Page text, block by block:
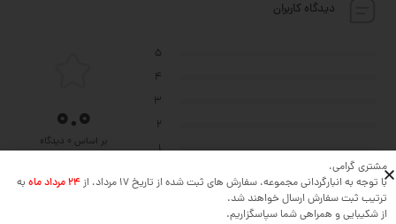
دیدگاه کاربران
5
4
3
2
1
0.0
بر اساس 0 دیدگاه
نظر خود را در مورد این محصول بنویسید ...
مشتری گرامی،
با توجه به انبارگردانی مجموعه، سفارش های ثبت شده از تاریخ 17 مرداد، از
24 مرداد ماه
به
ترتیب ثبت سفارش ارسال خواهند شد.
از شکیبایی و همراهی شما سپاسگزاریم.